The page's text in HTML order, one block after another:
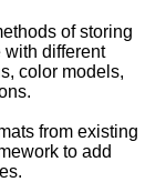
of storing
with different
color models,
from existing
to add